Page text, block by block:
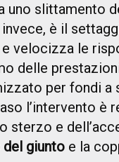
uno slittamento
invece, è il
velocizza le
delle
per fondi a
l’intervento è
sterzo e
giunto e la